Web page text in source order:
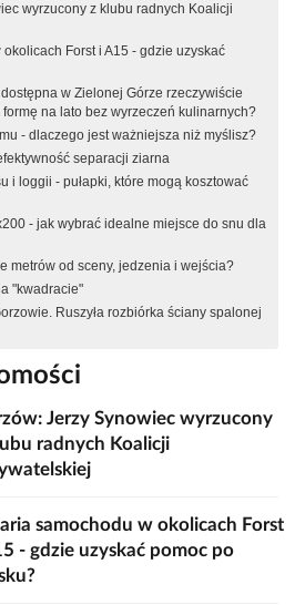
wyrzucony z klubu radnych Koalicji
Forst i A15 - gdzie uzyskać
w Zielonej Górze rzeczywiście
na lato bez wyrzeczeń kulinarnych?
- dlaczego jest ważniejsza niż myślisz?
separacji ziarna
i loggii - pułapki, które mogą kosztować
- jak wybrać idealne miejsce do snu dla
metrów od sceny, jedzenia i wejścia?
"kwadracie"
Ruszyła rozbiórka ściany spalonej
Jerzy Synowiec wyrzucony
radnych Koalicji
samochodu w okolicach Forst
- gdzie uzyskać pomoc po